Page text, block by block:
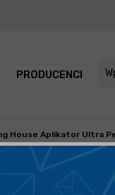
PRODUCENCI
House Aplikator Ultra